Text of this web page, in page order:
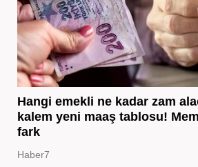
Hangi emekli ne kadar zam
kalem yeni maaş tablosu!
fark
Haber7